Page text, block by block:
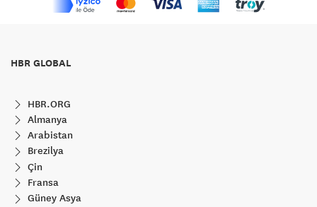
HBR GLOBAL
HBR.ORG
Almanya
Arabistan
Brezilya
Çin
Fransa
Güney Asya